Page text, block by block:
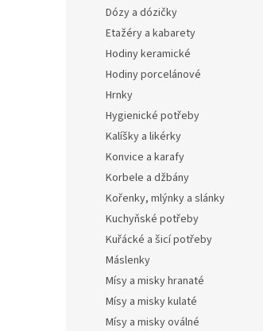
Dózy a dózičky
Etažéry a kabarety
Hodiny keramické
Hodiny porcelánové
Hrnky
Hygienické potřeby
Kalíšky a likérky
Konvice a karafy
Korbele a džbány
Kořenky, mlýnky a slánky
Kuchyňské potřeby
Kuřácké a šicí potřeby
Máslenky
Mísy a misky hranaté
Mísy a misky kulaté
Mísy a misky oválné